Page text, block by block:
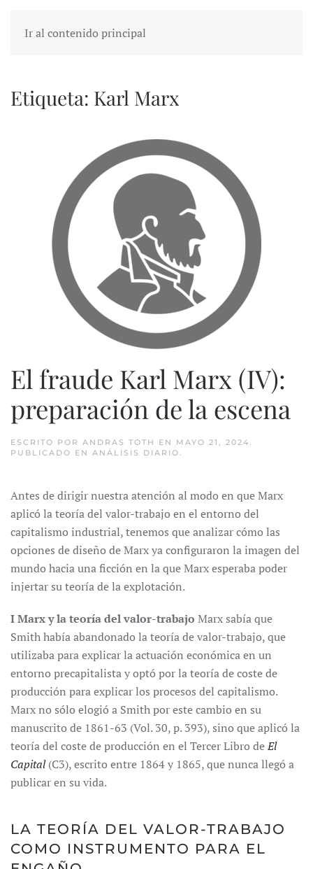
Ir al contenido principal
Etiqueta: Karl Marx
El fraude Karl Marx (IV):
preparación de la escena
ESCRITO POR ANDRAS TOTH EN MAYO 21, 2024.
PUBLICADO EN ANÁLISIS DIARIO.
Antes de dirigir nuestra atención al modo en que Marx
aplicó la teoría del valor-trabajo en el entorno del
capitalismo industrial, tenemos que analizar cómo las
opciones de diseño de Marx ya configuraron la imagen del
mundo hacia una ficción en la que Marx esperaba poder
injertar su teoría de la explotación.
I Marx y la teoría del valor-trabajo Marx sabía que
Smith había abandonado la teoría de valor-trabajo, que
utilizaba para explicar la actuación económica en un
entorno precapitalista y optó por la teoría de coste de
producción para explicar los procesos del capitalismo.
Marx no sólo elogió a Smith por este cambio en su
manuscrito de 1861-63 (Vol. 30, p. 393), sino que aplicó la
teoría del coste de producción en el Tercer Libro deEl
Capital(C3), escrito entre 1864 y 1865, que nunca llegó a
publicar en su vida.
LA TEORÍA DEL VALOR-TRABAJO
COMO INSTRUMENTO PARA EL